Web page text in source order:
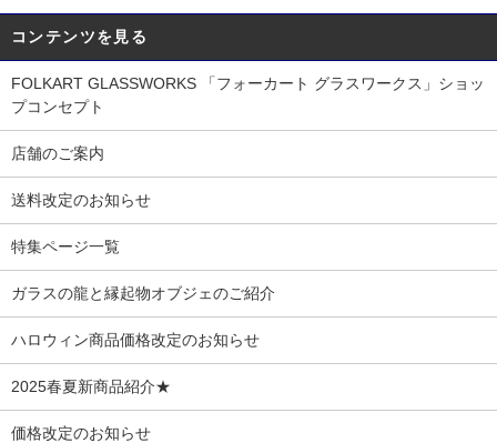
コンテンツを見る
FOLKART GLASSWORKS 「フォーカート グラスワークス」ショッ
プコンセプト
店舗のご案内
送料改定のお知らせ
特集ページ一覧
ガラスの龍と縁起物オブジェのご紹介
ハロウィン商品価格改定のお知らせ
2025春夏新商品紹介★
価格改定のお知らせ